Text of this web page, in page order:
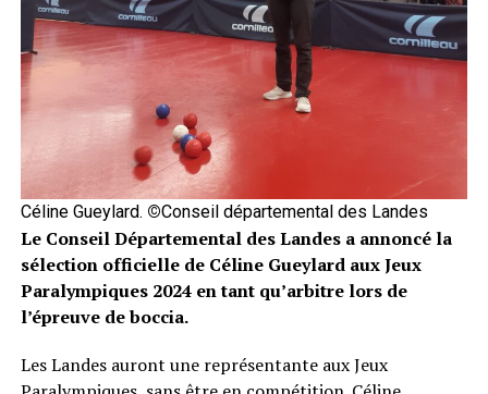
Céline Gueylard. ©Conseil départemental des Landes
Le Conseil Départemental des Landes a annoncé la
sélection officielle de Céline Gueylard aux Jeux
Paralympiques 2024 en tant qu’arbitre lors de
l’épreuve de boccia.
Les Landes auront une représentante aux Jeux